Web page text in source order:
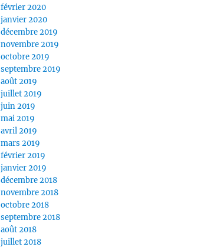
février 2020
janvier 2020
décembre 2019
novembre 2019
octobre 2019
septembre 2019
août 2019
juillet 2019
juin 2019
mai 2019
avril 2019
mars 2019
février 2019
janvier 2019
décembre 2018
novembre 2018
octobre 2018
septembre 2018
août 2018
juillet 2018